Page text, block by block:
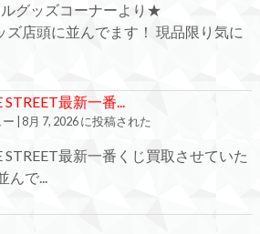
グッズコーナーより★
ズ店頭に並んでます！ 現品限り気に
STREET最新一番...
8月 7, 2026 に投稿された
STREET最新一番くじ買取させていた
んで...